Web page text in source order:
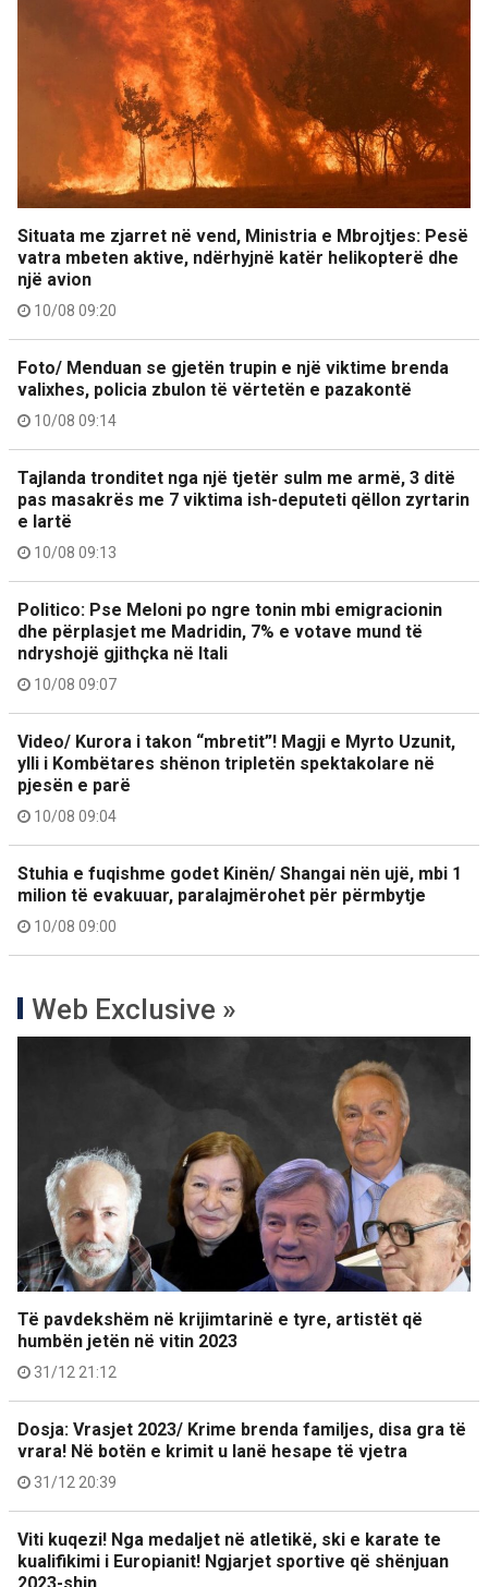
Situata me zjarret në vend, Ministria e Mbrojtjes: Pesë
vatra mbeten aktive, ndërhyjnë katër helikopterë dhe
një avion
10/08 09:20
Foto/ Menduan se gjetën trupin e një viktime brenda
valixhes, policia zbulon të vërtetën e pazakontë
10/08 09:14
Tajlanda tronditet nga një tjetër sulm me armë, 3 ditë
pas masakrës me 7 viktima ish-deputeti qëllon zyrtarin
e lartë
10/08 09:13
Politico: Pse Meloni po ngre tonin mbi emigracionin
dhe përplasjet me Madridin, 7% e votave mund të
ndryshojë gjithçka në Itali
10/08 09:07
Video/ Kurora i takon “mbretit”! Magji e Myrto Uzunit,
ylli i Kombëtares shënon tripletën spektakolare në
pjesën e parë
10/08 09:04
Stuhia e fuqishme godet Kinën/ Shangai nën ujë, mbi 1
milion të evakuuar, paralajmërohet për përmbytje
10/08 09:00
Web Exclusive »
Të pavdekshëm në krijimtarinë e tyre, artistët që
humbën jetën në vitin 2023
31/12 21:12
Dosja: Vrasjet 2023/ Krime brenda familjes, disa gra të
vrara! Në botën e krimit u lanë hesape të vjetra
31/12 20:39
Viti kuqezi! Nga medaljet në atletikë, ski e karate te
kualifikimi i Europianit! Ngjarjet sportive që shënjuan